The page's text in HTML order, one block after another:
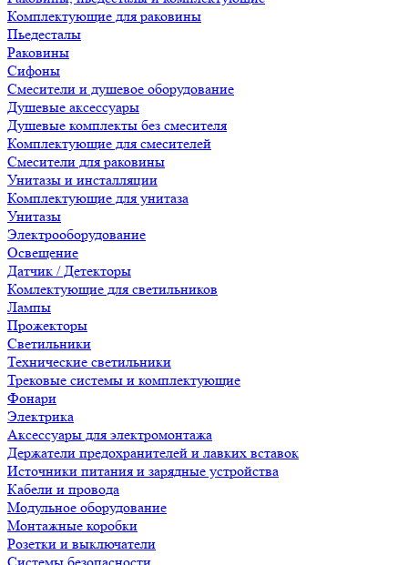
Комплектующие для раковины
Пьедесталы
Раковины
Сифоны
Смесители и душевое оборудование
Душевые аксессуары
Душевые комплекты без смесителя
Комплектующие для смесителей
Смесители для раковины
Унитазы и инсталляции
Комплектующие для унитаза
Унитазы
Электрооборудование
Освещение
Датчик / Детекторы
Комлектующие для светильников
Лампы
Прожекторы
Светильники
Технические светильники
Трековые системы и комплектующие
Фонари
Электрика
Аксессуары для электромонтажа
Держатели предохранителей и лавких вставок
Источники питания и зарядные устройства
Кабели и провода
Модульное оборудование
Монтажные коробки
Розетки и выключатели